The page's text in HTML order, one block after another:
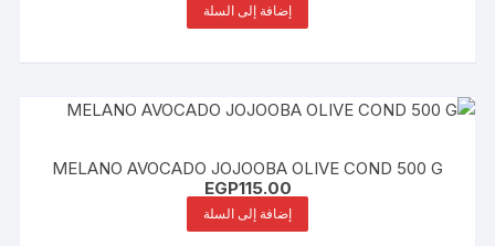
إضافة إلى السلة
MELANO AVOCADO JOJOOBA OLIVE COND 500 G
EGP115.00
إضافة إلى السلة